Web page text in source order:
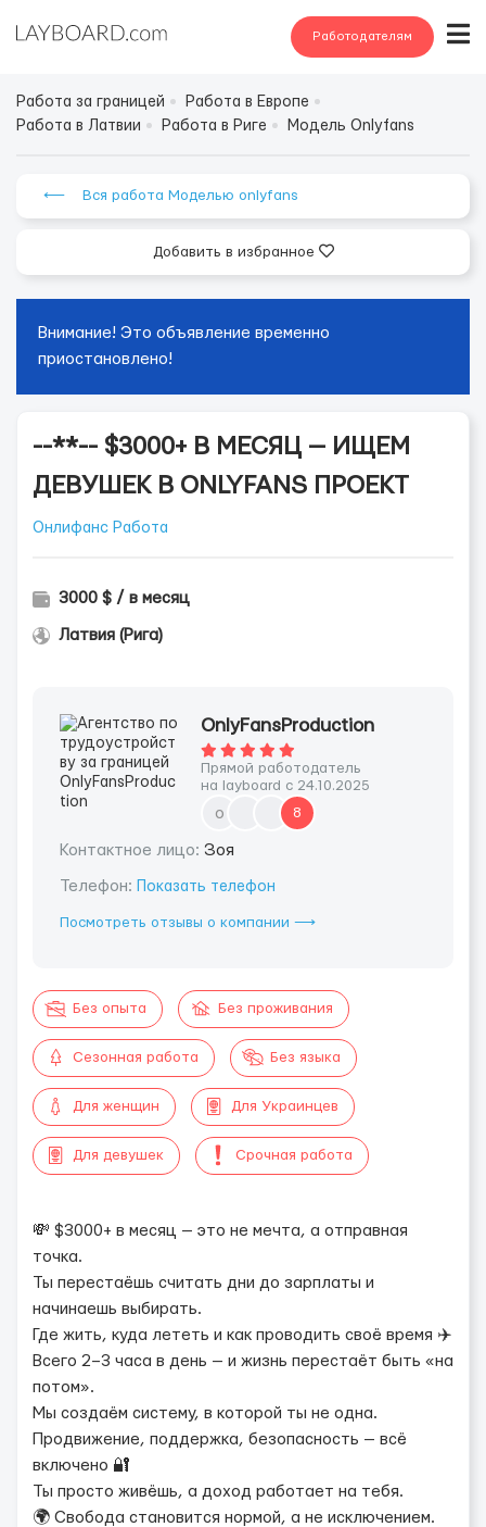
Работодателям
Работа за границей
Работа в Европе
Работа в Латвии
Работа в Риге Модель Onlyfans
⟵ Вся работа Моделью onlyfans
Добавить в избранное
Внимание! Это объявление временно
приостановлено!
--**-- $3000+ В МЕСЯЦ — ИЩЕМ
ДЕВУШЕК В ONLYFANS ПРОЕКТ
Онлифанс Работа
3000 $ / в месяц
Латвия (Рига)
OnlyFansProduction
Прямой работодатель
на layboard с 24.10.2025
o 8
Контактное лицо: Зоя
Телефон: Показать телефон
Посмотреть отзывы о компании ⟶
Без опыта Без проживания
Сезонная работа Без языка
Для женщин Для Украинцев
Для девушек Срочная работа
💸 $3000+ в месяц — это не мечта, а отправная
точка.
Ты перестаёшь считать дни до зарплаты и
начинаешь выбирать.
Где жить, куда лететь и как проводить своё время ✈️
Всего 2–3 часа в день — и жизнь перестаёт быть «на
потом».
Мы создаём систему, в которой ты не одна.
Продвижение, поддержка, безопасность — всё
включено 🔐
Ты просто живёшь, а доход работает на тебя.
🌍 Свобода становится нормой, а не исключением.